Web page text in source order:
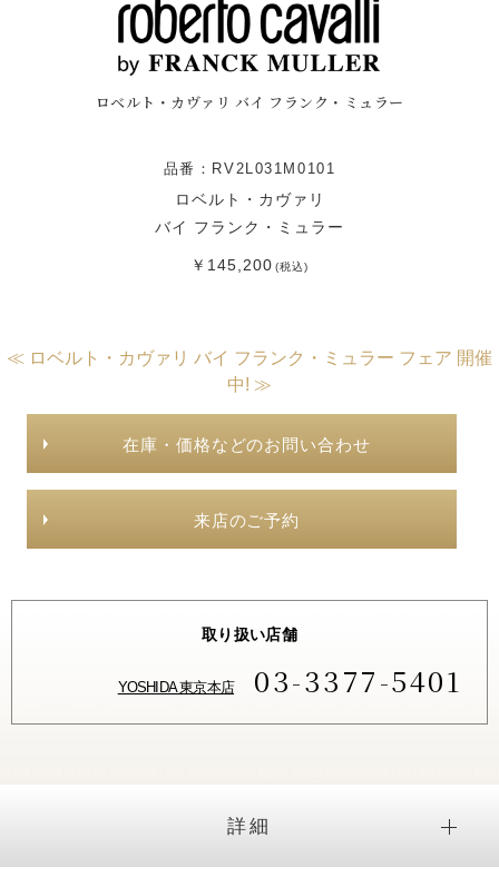
ロベルト・カヴァリ バイ フランク・ミュラー
品番：RV2L031M0101
ロベルト・カヴァリ
バイ フランク・ミュラー
￥145,200(税込)
≪ ロベルト・カヴァリ バイ フランク・ミュラー フェア 開催
中! ≫
在庫・価格などのお問い合わせ
来店のご予約
取り扱い店舗
YOSHIDA 東京本店 03-3377-5401
詳細